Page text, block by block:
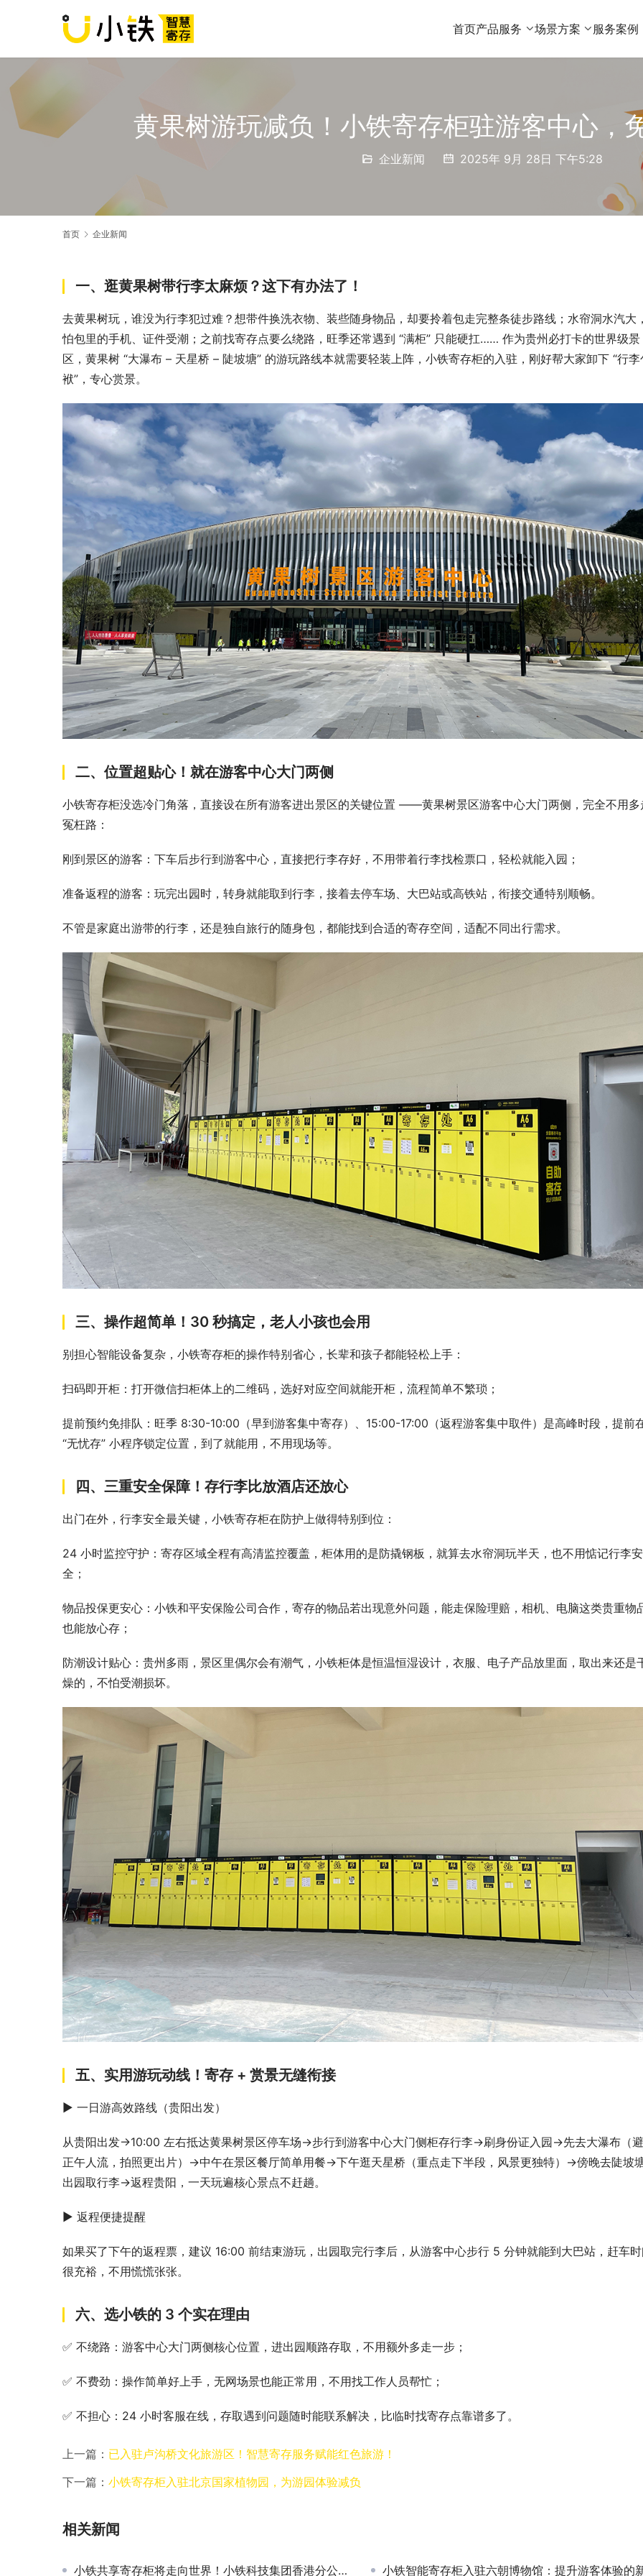
首页产品服务 场景方案 服务案例
黄果树游玩减负！小铁寄存柜驻游客中心，
企业新闻 2025年 9月 28日 下午5:28
首页 企业新闻
一、逛黄果树带行李太麻烦？这下有办法了！​
去黄果树玩，谁没为行李犯过难？想带件换洗衣物、装些随身物品，却要拎着包走完整条徒步路线；水帘洞水汽大
怕包里的手机、证件受潮；之前找寄存点要么绕路，旺季还常遇到 “满柜” 只能硬扛…… 作为贵州必打卡的世界级景
区，黄果树 “大瀑布 – 天星桥 – 陡坡塘” 的游玩路线本就需要轻装上阵，小铁寄存柜的入驻，刚好帮大家卸下 “行李
袱”，专心赏景。​
二、位置超贴心！就在游客中心大门两侧​
小铁寄存柜没选冷门角落，直接设在所有游客进出景区的关键位置 ——黄果树景区游客中心大门两侧，完全不用多
冤枉路：​
刚到景区的游客：下车后步行到游客中心，直接把行李存好，不用带着行李找检票口，轻松就能入园；​
准备返程的游客：玩完出园时，转身就能取到行李，接着去停车场、大巴站或高铁站，衔接交通特别顺畅。​
不管是家庭出游带的行李，还是独自旅行的随身包，都能找到合适的寄存空间，适配不同出行需求。​
三、操作超简单！30 秒搞定，老人小孩也会用​
别担心智能设备复杂，小铁寄存柜的操作特别省心，长辈和孩子都能轻松上手：​
扫码即开柜：打开微信扫柜体上的二维码，选好对应空间就能开柜，流程简单不繁琐；​
提前预约免排队：旺季 8:30-10:00（早到游客集中寄存）、15:00-17:00（返程游客集中取件）是高峰时段，提前
“无忧存” 小程序锁定位置，到了就能用，不用现场等。​
四、三重安全保障！存行李比放酒店还放心​
出门在外，行李安全最关键，小铁寄存柜在防护上做得特别到位：​
24 小时监控守护：寄存区域全程有高清监控覆盖，柜体用的是防撬钢板，就算去水帘洞玩半天，也不用惦记行李安
全；​
物品投保更安心：小铁和平安保险公司合作，寄存的物品若出现意外问题，能走保险理赔，相机、电脑这类贵重物
也能放心存；​
防潮设计贴心：贵州多雨，景区里偶尔会有潮气，小铁柜体是恒温恒湿设计，衣服、电子产品放里面，取出来还是
燥的，不怕受潮损坏。​
五、实用游玩动线！寄存 + 赏景无缝衔接​
▶ 一日游高效路线（贵阳出发）​
从贵阳出发→10:00 左右抵达黄果树景区停车场→步行到游客中心大门侧柜存行李→刷身份证入园→先去大瀑布（
正午人流，拍照更出片）→中午在景区餐厅简单用餐→下午逛天星桥（重点走下半段，风景更独特）→傍晚去陡坡
出园取行李→返程贵阳，一天玩遍核心景点不赶趟。​
▶ 返程便捷提醒​
如果买了下午的返程票，建议 16:00 前结束游玩，出园取完行李后，从游客中心步行 5 分钟就能到大巴站，赶车
很充裕，不用慌慌张张。​
六、选小铁的 3 个实在理由​
✅ 不绕路：游客中心大门两侧核心位置，进出园顺路存取，不用额外多走一步；​
✅ 不费劲：操作简单好上手，无网场景也能正常用，不用找工作人员帮忙；​
✅ 不担心：24 小时客服在线，存取遇到问题随时能联系解决，比临时找寄存点靠谱多了。
上一篇： 已入驻卢沟桥文化旅游区！智慧寄存服务赋能红色旅游！
下一篇： 小铁寄存柜入驻北京国家植物园，为游园体验减负
相关新闻
小铁共享寄存柜将走向世界！小铁科技集团香港分公司正式成立 小铁智能寄存柜入驻六朝博物馆：提升游客体验的新尝